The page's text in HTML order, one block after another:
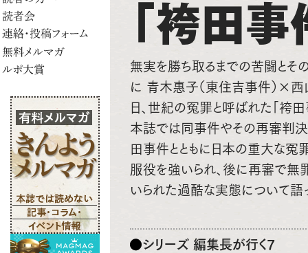
「袴田
無実を勝ち取るまでの苦闘とそ
に 青木惠子（東住吉事件）×
日、世紀の冤罪と呼ばれた「袴
本誌では同事件やその再審判
田事件とともに日本の重大な冤
服役を強いられ、後に再審で
いられた過酷な実態について語
シリーズ 編集長が行く7